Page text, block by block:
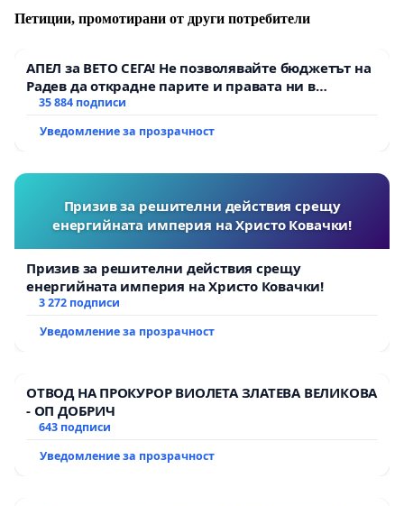
Петиции, промотирани от други потребители
АПЕЛ за ВЕТО СЕГА! Не позволявайте бюджетът на
Радев да открадне парите и правата ни в
тъмното
35 884 подписи
Уведомление за прозрачност
Призив за решителни действия срещу
енергийната империя на Христо Ковачки!
Призив за решителни действия срещу
енергийната империя на Христо Ковачки!
3 272 подписи
Уведомление за прозрачност
ОТВОД НА ПРОКУРОР ВИОЛЕТА ЗЛАТЕВА ВЕЛИКОВА
- ОП ДОБРИЧ
643 подписи
Уведомление за прозрачност